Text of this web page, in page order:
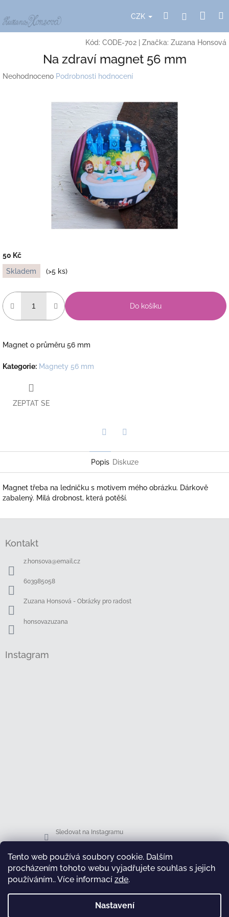
Tento web používá soubory cookie. Dalším
procházením tohoto webu vyjadřujete souhlas s jejich
používáním.. Více informací zde.
Nastavení
na
obsah
CZK HledatPřihlášení
Kód: CODE-702 Značka: Zuzana Honsová
Na zdraví magnet 56 mm
Průměrné
Neohodnoceno Podrobnosti hodnocení
50 Kč
Měrná
cena:
Skladem (>5 ks)
Do košíku
Magnet o průměru 56 mm
Kategorie: Magnety 56 mm
ZEPTAT SE
Popis Diskuze
Magnet třeba na ledničku s motivem mého obrázku. Dárkově
zabalený. Milá drobnost, která potěší.
Kontakt
z.honsova@email.cz
603985058
Zuzana Honsová - Obrázky pro radost
honsovazuzana
Instagram
Sledovat na Instagramu
Facebook
test